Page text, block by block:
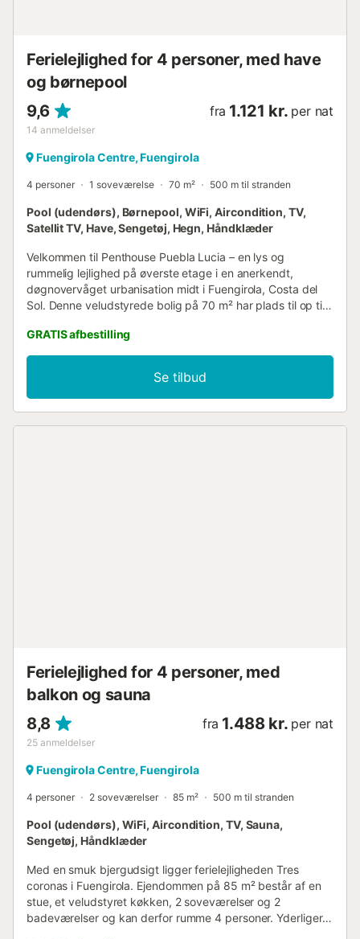
Ferielejlighed for 4 personer, med have
og børnepool
9,6
14 anmeldelser
fra 1.121 kr. per nat
Fuengirola Centre, Fuengirola
4 personer 1 soveværelse 70 m² 500 m til stranden
Pool (udendørs), Børnepool, WiFi, Aircondition, TV,
Satellit TV, Have, Sengetøj, Hegn, Håndklæder
Velkommen til Penthouse Puebla Lucia – en lys og
rummelig lejlighed på øverste etage i en anerkendt,
døgnovervåget urbanisation midt i Fuengirola, Costa del
Sol. Denne veludstyrede bolig på 70 m² har plads til op til
dobbeltseng og en stue med sovesofa. Den store solrige
terrasse med udsigt over de smukt vedligeholdte
fælleshaver og tre udendørs swimmingpools er ideel til at
nyde den andalusiske sol. Ejendommen er for nylig blevet
opgraderet med helt nye vindues- og dørrammer overalt,
GRATIS afbestilling
Se tilbud
Ferielejlighed for 4 personer, med
balkon og sauna
8,8
25 anmeldelser
fra 1.488 kr. per nat
Fuengirola Centre, Fuengirola
4 personer 2 soveværelser 85 m² 500 m til stranden
Pool (udendørs), WiFi, Aircondition, TV, Sauna,
Sengetøj, Håndklæder
Med en smuk bjergudsigt ligger ferielejligheden Tres
coronas i Fuengirola. Ejendommen på 85 m² består af en
stue, et veludstyret køkken, 2 soveværelser og 2
badeværelser og kan derfor rumme 4 personer. Yderligere